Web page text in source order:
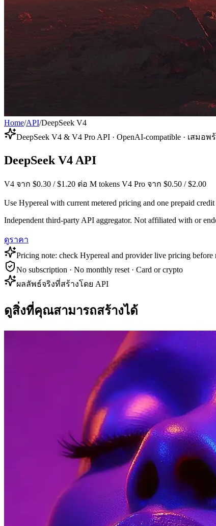
Home/API/DeepSeek V4
DeepSeek V4 & V4 Pro API · OpenAI-compatible · เสมอพ
DeepSeek V4 API
V4 จาก $0.30 / $1.20 ต่อ M tokens V4 Pro จาก $0.50 / $2.00
Use Hypereal with current metered pricing and one prepaid
Independent third-party API aggregator. Not affiliated with or
ดูราคา
Pricing note: check Hypereal and provider live pricing before
No subscription · No monthly reset · Card or crypto
ผลลัพธ์จริงที่สร้างโดย API
ดูสิ่งที่คุณสามารถสร้างได้